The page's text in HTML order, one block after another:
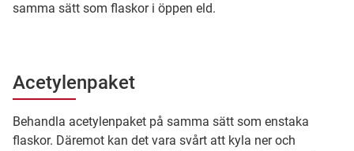
samma sätt som flaskor i öppen eld.
Acetylenpaket
Behandla acetylenpaket på samma sätt som enstaka
flaskor. Däremot kan det vara svårt att kyla ner och